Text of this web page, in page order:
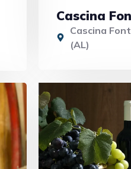
Cascina
Cascina
(AL)